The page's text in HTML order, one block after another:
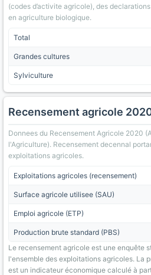
(codes d’activite agricole), des
en agriculture biologique.
Total
Grandes cultures
Sylviculture
Recensement agricole
Donnees du Recensement Agricole 2020
l'Agriculture). Recensement decennal
exploitations agricoles.
Exploitations agricoles (recensement)
Surface agricole utilisee (SAU)
Emploi agricole (ETP)
Production brute standard (PBS)
Le recensement agricole est une enquête
l'ensemble des exploitations agricoles. La
est un indicateur économique calculé à